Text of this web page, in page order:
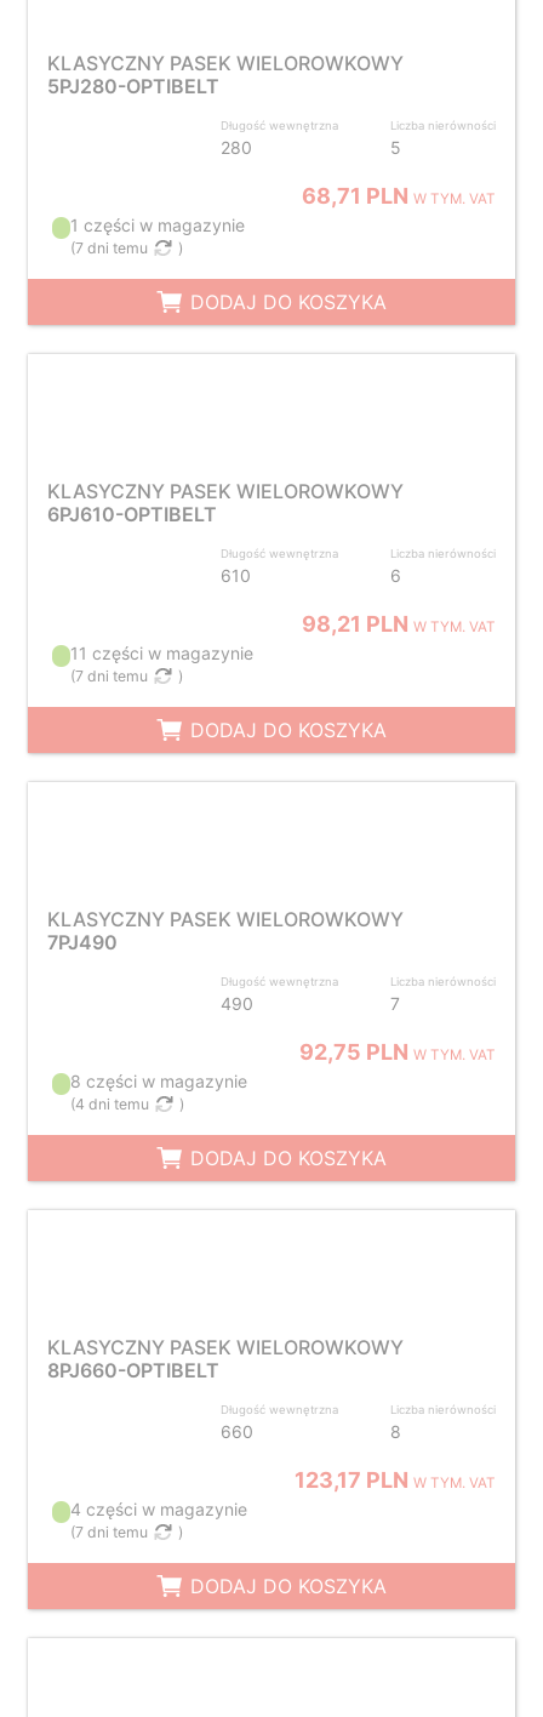
KLASYCZNY PASEK WIELOROWKOWY
5PJ280-OPTIBELT
Długość wewnętrzna
280
Liczba nierówności
5
68,71 PLNW TYM. VAT
1 części w magazynie
(7 dni temu )
DODAJ DO KOSZYKA
KLASYCZNY PASEK WIELOROWKOWY
6PJ610-OPTIBELT
Długość wewnętrzna
610
Liczba nierówności
6
98,21 PLNW TYM. VAT
11 części w magazynie
(7 dni temu )
DODAJ DO KOSZYKA
KLASYCZNY PASEK WIELOROWKOWY
7PJ490
Długość wewnętrzna
490
Liczba nierówności
7
92,75 PLNW TYM. VAT
8 części w magazynie
(4 dni temu )
DODAJ DO KOSZYKA
KLASYCZNY PASEK WIELOROWKOWY
8PJ660-OPTIBELT
Długość wewnętrzna
660
Liczba nierówności
8
123,17 PLNW TYM. VAT
4 części w magazynie
(7 dni temu )
DODAJ DO KOSZYKA